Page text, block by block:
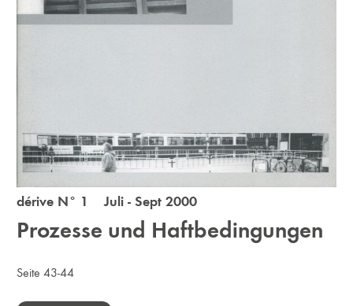
dérive N° 1 Juli - Sept 2000
Prozesse und Haftbedingungen
Seite 43-44